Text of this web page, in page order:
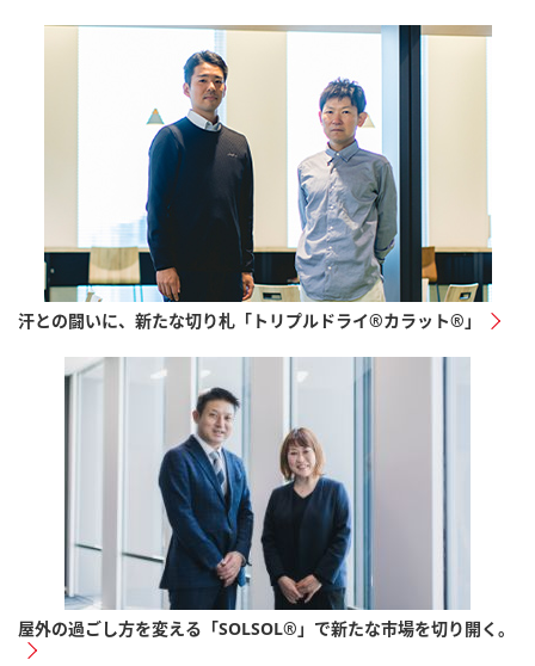
汗との闘いに、新たな切り札「トリプルドライ®カラット®」
屋外の過ごし方を変える「SOLSOL®」で新たな市場を切り開く。